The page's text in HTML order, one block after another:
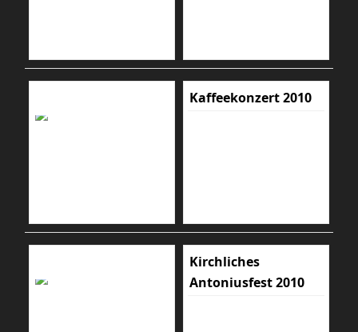
Kaffeekonzert 2010
Kirchliches
Antoniusfest 2010